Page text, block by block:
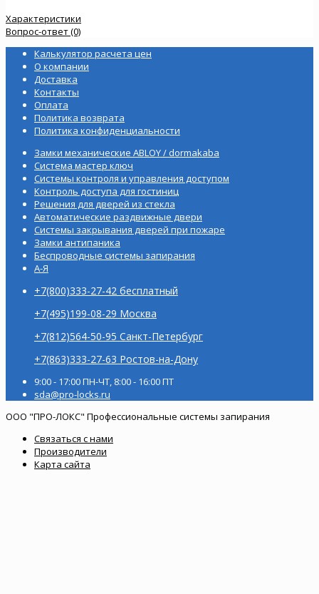
Характеристики
Вопрос-ответ (0)
Калькулятор расчета цен
О компании
Доставка
Контакты
Оплата
Политика возврата
Политика конфиденциальности
Замки механические ABLOY / dormakaba
Система мастер ключ
Системы контроля и управления доступом
Контроль доступа для гостиниц
Решения для дверей из стекла
Автоматические раздвижные двери
Системы закрывания дверей при пожаре
Замки антипаника
Беспроводные системы запирания
А-Я
+7(800)333-27-42 бесплатный
+7(495)199-08-29 Москва
+7(812)564-50-95 Санкт-Петербург
+7(863)333-27-63 Ростов-на-Дону
9:00 - 17:00 ПН-ЧТ, 8:00 - 16:00 ПТ
sda@pro-locks.ru
ООО "ПРО-ЛОКС" Профессиональные системы запирания
Связаться с нами
Производители
Карта сайта